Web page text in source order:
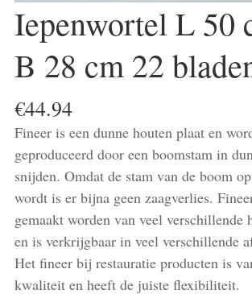
Iepenwortel L 50
B 28 cm 22
€44.94
Fineer is een dunne houten plaat en
geproduceerd door een boomstam in
snijden. Omdat de stam van de boom
wordt is er bijna geen zaagverlies.
gemaakt worden van veel verschillende
en is verkrijgbaar in veel verschillende
Het fineer bij restauratie producten is
kwaliteit en heeft de juiste flexibiliteit.